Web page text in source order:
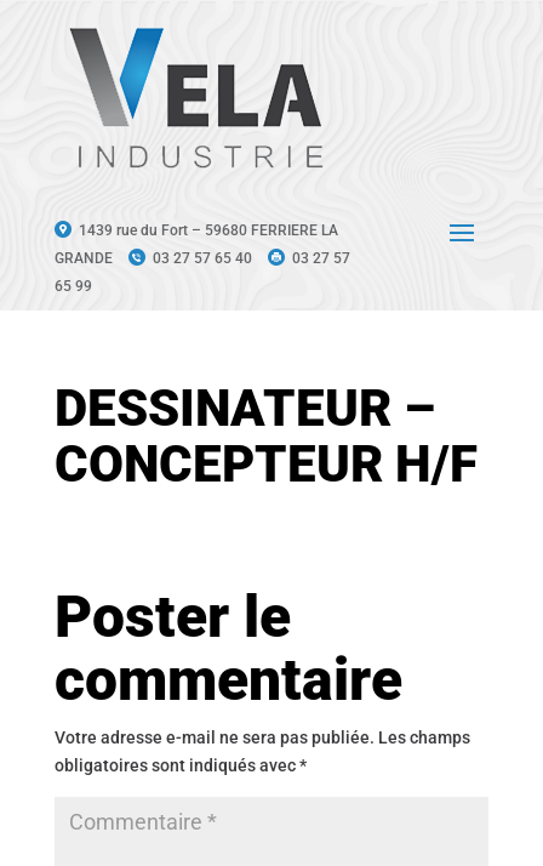
1439 rue du Fort – 59680 FERRIERE LA
GRANDE
03 27 57 65 40
03 27 57
65 99
DESSINATEUR –
CONCEPTEUR H/F
Poster le
commentaire
Votre adresse e-mail ne sera pas publiée. Les champs
obligatoires sont indiqués avec*